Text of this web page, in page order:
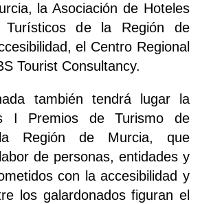
la Asociación de Hoteles
Turísticos de la Región de
el Centro Regional
Tourist Consultancy.
también tendrá lugar la
I Premios de Turismo de
Región de Murcia, que
de personas, entidades y
con la accesibilidad y
los galardonados figuran el